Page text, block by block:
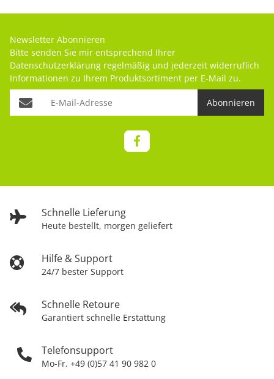
Schnelle Lieferung
Heute bestellt, morgen geliefert
Hilfe & Support
24/7 bester Support
Schnelle Retoure
Garantiert schnelle Erstattung
Telefonsupport
Mo-Fr. +49 (0)57 41 90 982 0
Newsletter Abonnieren
Bitte senden Sie mir entsprechend Ihrer
Datenschutzerklärung regelmäßig und jederzeit widerruflich
Informationen zu Ihrem Produktsortiment per E-Mail zu.
Abonnieren